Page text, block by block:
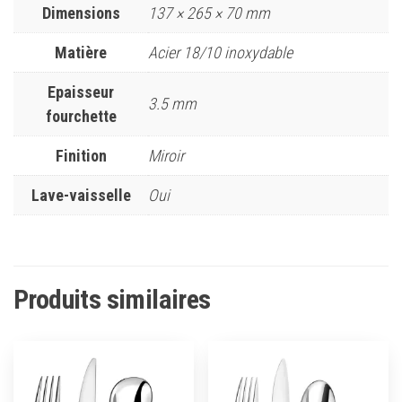
Dimensions 137 × 265 × 70 mm
Matière Acier 18/10 inoxydable
Epaisseur
fourchette
3.5 mm
Finition Miroir
Lave-vaisselle Oui
Produits similaires